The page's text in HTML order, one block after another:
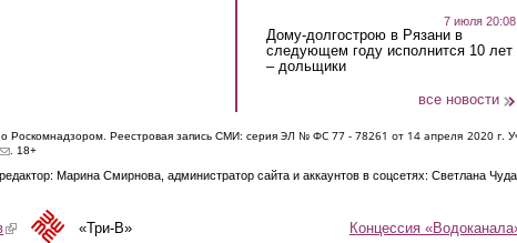
7 июля 20:08
Дому-долгострою в Рязани в
следующем году исполнится 10 лет
– дольщики
все новости
Роскомнадзором. Реестровая запись СМИ: серия ЭЛ № ФС 77 - 78261 от 14 апреля 2020 г.
(link sends e-mail)
. 18+
Марина Смирнова, администратор сайта и аккаунтов в соцсетях: Светлана
Концессия
(link is external)«Три-В»